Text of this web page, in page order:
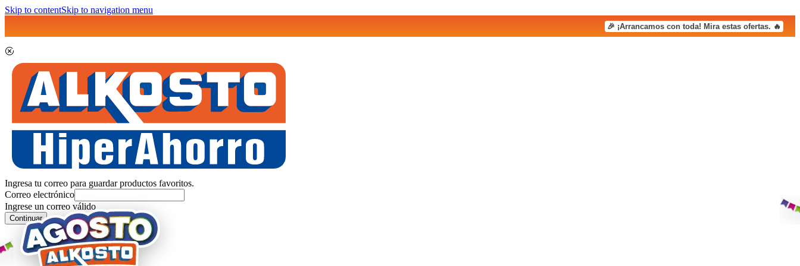
Skip to contentSkip to navigation menu
🎉 ¡Arrancamos con toda! Mira estas ofertas. 🔥
Ingresa tu correo para guardar productos favoritos.
Correo electrónico
Ingrese un correo válido
Continuar